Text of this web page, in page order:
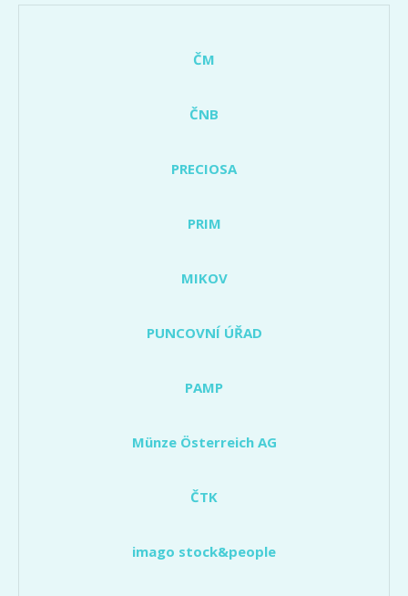
ČM
ČNB
PRECIOSA
PRIM
MIKOV
PUNCOVNÍ ÚŘAD
PAMP
Münze Österreich AG
ČTK
imago stock&people